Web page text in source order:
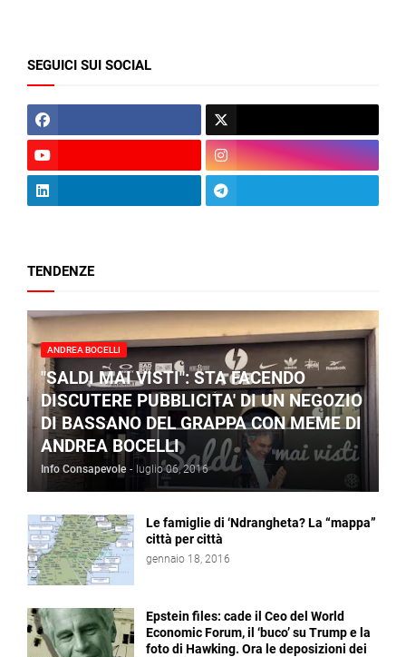
SEGUICI SUI SOCIAL
TENDENZE
ANDREA BOCELLI
"SALDI MAI VISTI": STA FACENDO
DISCUTERE PUBBLICITA' DI UN NEGOZIO
DI BASSANO DEL GRAPPA CON MEME DI
ANDREA BOCELLI
Info Consapevole - luglio 06, 2016
Le famiglie di ‘Ndrangheta? La “mappa”
città per città
gennaio 18, 2016
Epstein files: cade il Ceo del World
Economic Forum, il ‘buco’ su Trump e la
foto di Hawking. Ora le deposizioni dei